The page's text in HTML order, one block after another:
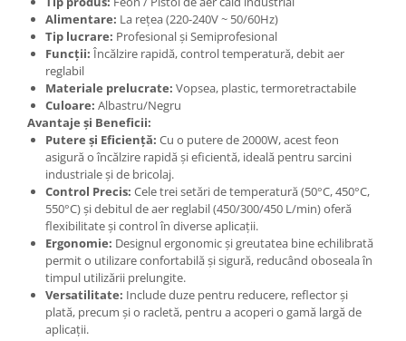
Alimentare: La rețea (220-240V ~ 50/60Hz)
Tip lucrare: Profesional și Semiprofesional
Funcții: Încălzire rapidă, control temperatură, debit aer
reglabil
Materiale prelucrate: Vopsea, plastic, termoretractabile
Culoare: Albastru/Negru
Avantaje și Beneficii:
Putere și Eficiență: Cu o putere de 2000W, acest feon
asigură o încălzire rapidă și eficientă, ideală pentru sarcini
industriale și de bricolaj.
Control Precis: Cele trei setări de temperatură (50°C, 450°C,
550°C) și debitul de aer reglabil (450/300/450 L/min) oferă
flexibilitate și control în diverse aplicații.
Ergonomie: Designul ergonomic și greutatea bine echilibrată
permit o utilizare confortabilă și sigură, reducând oboseala în
timpul utilizării prelungite.
Versatilitate: Include duze pentru reducere, reflector și
plată, precum și o racletă, pentru a acoperi o gamă largă de
aplicații.